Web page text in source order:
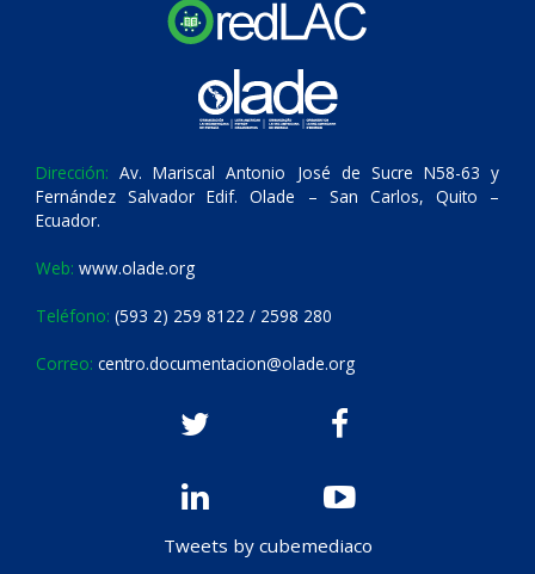
Dirección: Av. Mariscal Antonio José de Sucre N58-63 y
Fernández Salvador Edif. Olade – San Carlos, Quito –
Ecuador.
Web: www.olade.org
Teléfono: (593 2) 259 8122 / 2598 280
Correo: centro.documentacion@olade.org
Tweets by cubemediaco